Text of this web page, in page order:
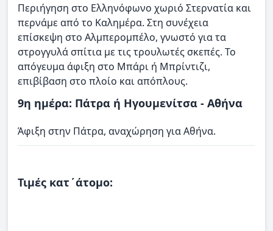
Περιήγηση στο Ελληνόφωνο χωριό Στερνατία και
περνάμε από το Καλημέρα. Στη συνέχεια
επίσκεψη στο Αλμπερομπέλο, γνωστό για τα
στρογγυλά σπίτια με τις τρουλωτές σκεπές. Το
απόγευμα άφιξη στο Μπάρι ή Μπρίντιζι,
επιβίβαση στο πλοίο και απόπλους.
9η ημέρα: Πάτρα ή Ηγουμενίτσα - Αθήνα
Άφιξη στην Πάτρα, αναχώρηση για Αθήνα.
Τιμές κατ΄άτομο: